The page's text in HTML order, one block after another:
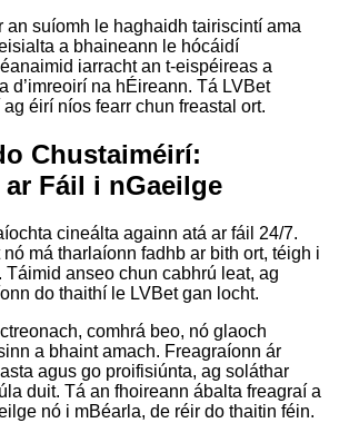
an suíomh le haghaidh tairiscintí ama
a bhaineann le hócáidí
iarracht an t-eispéireas a
d’imreoirí na hÉireann. Tá LVBet
éirí níos fearr chun freastal ort.
Chustaiméirí:
Fáil i nGaeilge
cineálta againn atá ar fáil 24/7.
nó má tharlaíonn fadhb ar bith ort, téigh i
anseo chun cabhrú leat, ag
do thaithí le LVBet gan locht.
comhrá beo, nó glaoch
a bhaint amach. Freagraíonn ár
agus go proifisiúnta, ag soláthar
duit. Tá an fhoireann ábalta freagraí a
nó i mBéarla, de réir do thaitin féin.